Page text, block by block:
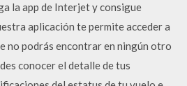
la app de Interjet y consigue
aplicación te permite acceder a
no podrás encontrar en ningún otro
conocer el detalle de tus